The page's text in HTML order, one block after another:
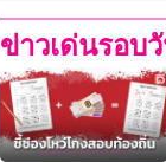
ข่าวเด่นรอบ